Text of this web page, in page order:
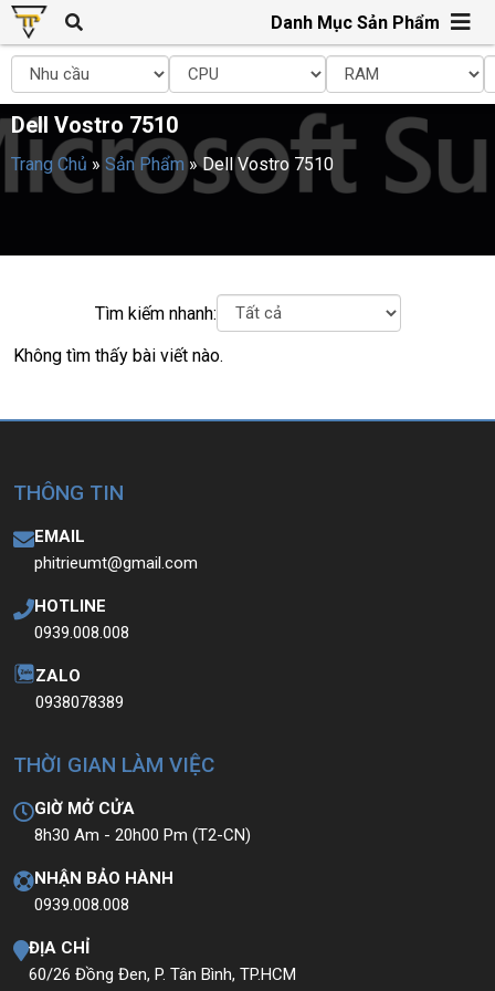
Danh Mục Sản Phẩm
Dell Vostro 7510
Trang Chủ » Sản Phẩm »Dell Vostro 7510
Tìm kiếm nhanh:
Không tìm thấy bài viết nào.
THÔNG TIN
EMAIL
phitrieumt@gmail.com
HOTLINE
0939.008.008
ZALO
0938078389
THỜI GIAN LÀM VIỆC
GIỜ MỞ CỬA
8h30 Am - 20h00 Pm (T2-CN)
NHẬN BẢO HÀNH
0939.008.008
ĐỊA CHỈ
60/26 Đồng Đen, P. Tân Bình, TP.HCM